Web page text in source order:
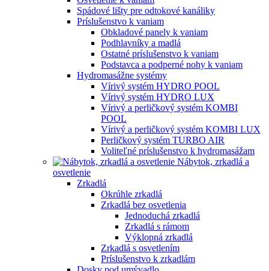
Spádové lišty pre odtokové kanáliky
Príslušenstvo k vaniam
Obkladové panely k vaniam
Podhlavníky a madlá
Ostatné príslušenstvo k vaniam
Podstavca a podperné nohy k vaniam
Hydromasážne systémy
Vírivý systém HYDRO POOL
Vírivý systém HYDRO LUX
Vírivý a perličkový systém KOMBI
POOL
Vírivý a perličkový systém KOMBI LUX
Perličkový systém TURBO AIR
Voliteľné príslušenstvo k hydromasážam
Nábytok, zrkadlá a
osvetlenie
Zrkadlá
Okrúhle zrkadlá
Zrkadlá bez osvetlenia
Jednoduchá zrkadlá
Zrkadlá s rámom
Výklopná zrkadlá
Zrkadlá s osvetlením
Príslušenstvo k zrkadlám